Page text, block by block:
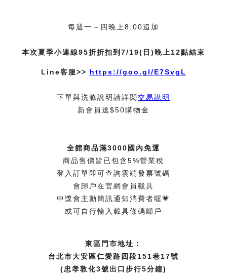
每週一～四晚上8:00追加
本次夏季小連線95折折扣到7/19(日)晚上12點結束
Line客服>> https://goo.gl/E7SvgL
下單與洗滌說明請詳閱交易說明
新會員送$50購物金
全館商品滿3000國內免運
商品售價皆已包含5%營業稅
登入訂單即可查詢雲端發票號碼
會歸戶在官網會員載具
中獎會主動簡訊通知消費者喔💗
或可自行輸入載具條碼歸戶
東區門市地址：
台北市大安區仁愛路四段151巷17號
(忠孝敦化3號出口步行5分鐘)